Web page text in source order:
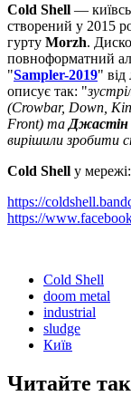
Cold Shell —
створений у 2015
гурту Morzh.
повноформатний
"Sampler-2019" від
описує так: "
(Crowbar, Down,
Front) та Джастін
вирішили зробити
Cold Shell у мережі:
https://
https://
Cold Shell
doom metal
industrial
sludge
Київ
Читайте